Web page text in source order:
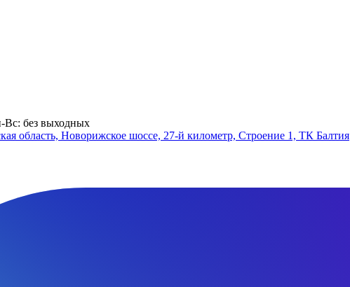
Вс: без выходных
область, Новорижское шоссе, 27-й километр, Строение 1, ТК Балтия